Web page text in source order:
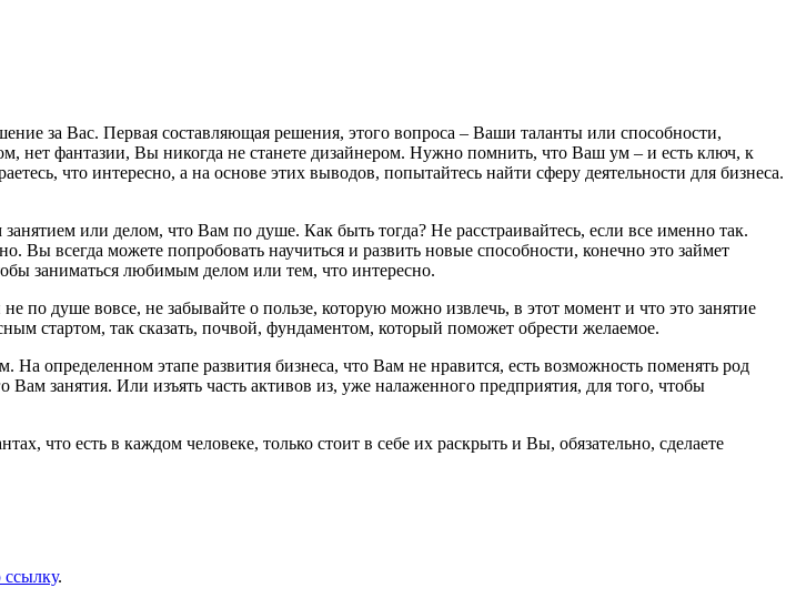
за Вас. Первая составляющая решения, этого вопроса – Ваши таланты или способности,
нет фантазии, Вы никогда не станете дизайнером. Нужно помнить, что Ваш ум – и есть ключ, к
что интересно, а на основе этих выводов, попытайтесь найти сферу деятельности для бизнеса.
или делом, что Вам по душе. Как быть тогда? Не расстраивайтесь, если все именно так.
Вы всегда можете попробовать научиться и развить новые способности, конечно это займет
заниматься любимым делом или тем, что интересно.
по душе вовсе, не забывайте о пользе, которую можно извлечь, в этот момент и что это занятие
стартом, так сказать, почвой, фундаментом, который поможет обрести желаемое.
определенном этапе развития бизнеса, что Вам не нравится, есть возможность поменять род
занятия. Или изъять часть активов из, уже налаженного предприятия, для того, чтобы
что есть в каждом человеке, только стоит в себе их раскрыть и Вы, обязательно, сделаете
.